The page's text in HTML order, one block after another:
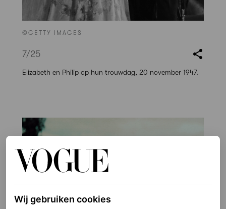
©GETTY IMAGES
7/25
Elizabeth en Philip op hun trouwdag, 20 november 1947.
Wij gebruiken cookies